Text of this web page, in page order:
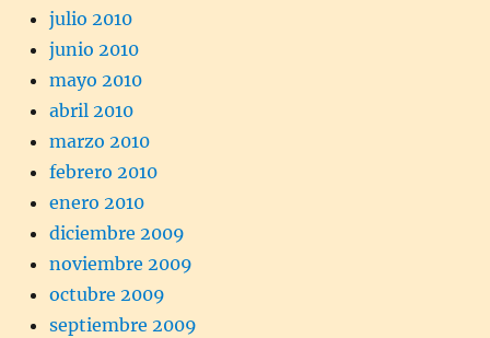
julio 2010
junio 2010
mayo 2010
abril 2010
marzo 2010
febrero 2010
enero 2010
diciembre 2009
noviembre 2009
octubre 2009
septiembre 2009